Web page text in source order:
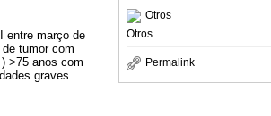
Otros
Otros
Permalink
entre março de
tumor com
>75 anos com
graves.